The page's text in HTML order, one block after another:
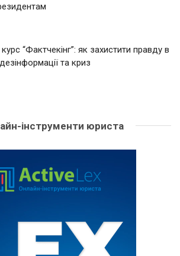
“Фактчекінг”: як захистити правду в
та криз
інструменти юриста